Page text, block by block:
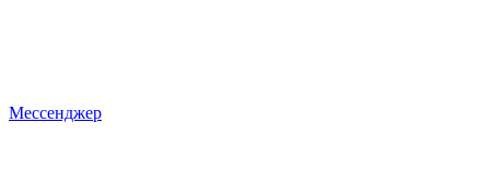
Мессенджер